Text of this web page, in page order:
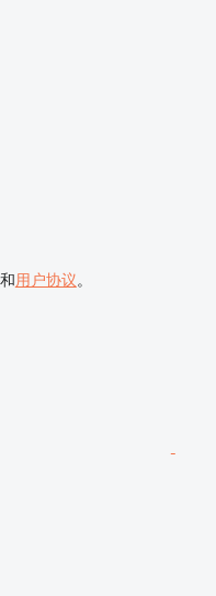
和用户协议。